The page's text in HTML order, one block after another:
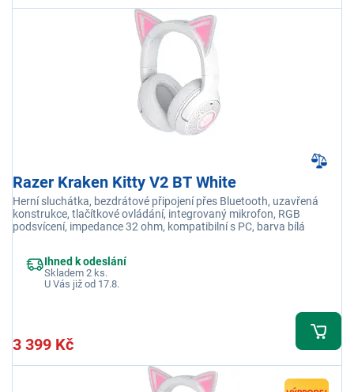
Razer Kraken Kitty V2 BT White
Herní sluchátka, bezdrátové připojení přes Bluetooth, uzavřená
konstrukce, tlačítkové ovládání, integrovaný mikrofon, RGB
podsvícení, impedance 32 ohm, kompatibilní s PC, barva bílá
Ihned k odeslání
Skladem 2 ks.
U Vás již od 17.8.
3 399 Kč